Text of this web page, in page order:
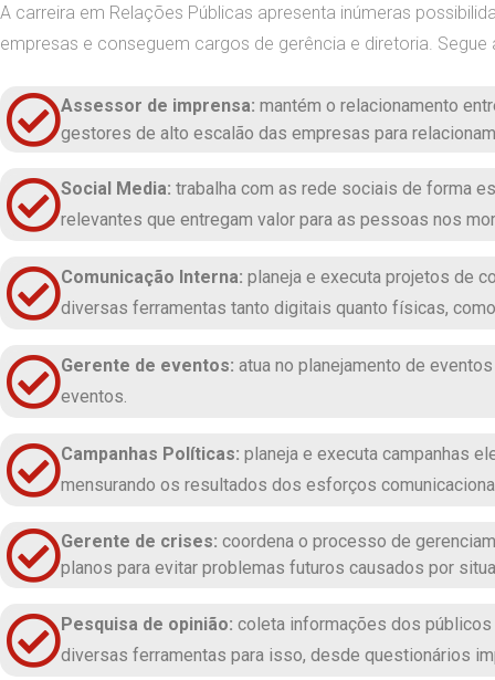
A carreira em Relações Públicas apresenta inúmeras
empresas e conseguem cargos de gerência e diretoria.
Assessor de imprensa: mantém o relacionamento
gestores de alto escalão das empresas para
Social Media: trabalha com as rede sociais de forma
relevantes que entregam valor para as pessoas nos
Comunicação Interna: planeja e executa projetos de
diversas ferramentas tanto digitais quanto físicas,
Gerente de eventos: atua no planejamento de
eventos.
Campanhas Políticas: planeja e executa campanhas
mensurando os resultados dos esforços
Gerente de crises: coordena o processo de
planos para evitar problemas futuros causados por
Pesquisa de opinião: coleta informações dos
diversas ferramentas para isso, desde questionários